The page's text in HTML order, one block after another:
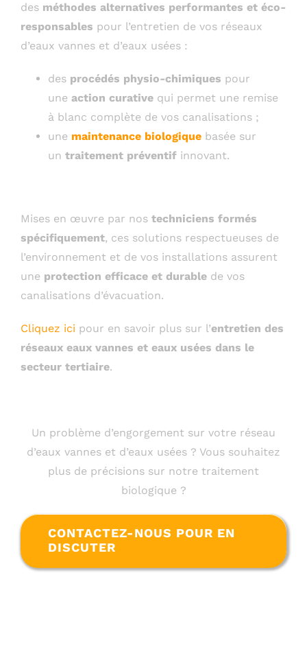
des méthodes alternatives performantes et éco-
responsables pour l’entretien de vos réseaux
d’eaux vannes et d’eaux usées :
des procédés physio-chimiques pour
une action curative qui permet une remise
à blanc complète de vos canalisations ;
une maintenance biologique basée sur
un traitement préventif innovant.
Mises en œuvre par nos techniciens formés
spécifiquement, ces solutions respectueuses de
l’environnement et de vos installations assurent
une protection efficace et durable de vos
canalisations d’évacuation.
Cliquez ici pour en savoir plus sur l’entretien des
réseaux eaux vannes et eaux usées dans le
secteur tertiaire.
Un problème d’engorgement sur votre réseau
d’eaux vannes et d’eaux usées ? Vous souhaitez
plus de précisions sur notre traitement
biologique ?
CONTACTEZ-NOUS POUR EN
DISCUTER